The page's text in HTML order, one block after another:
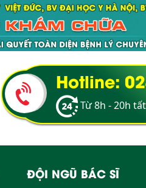
Hotline:
Từ 8h - 20h
ĐỘI NGŨ BÁC SĨ